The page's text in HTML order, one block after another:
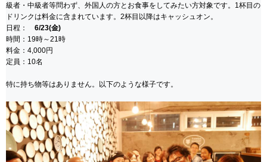
級者・中級者等問わず、外国人の方とお食事をしてみたい方対象です。1杯目の
ドリンクは料金に含まれています。2杯目以降はキャッシュオン。
日程： 6/23(金)
時間：19時～21時
料金：4,000円
定員：10名
特に持ち物等はありません。以下のような様子です。